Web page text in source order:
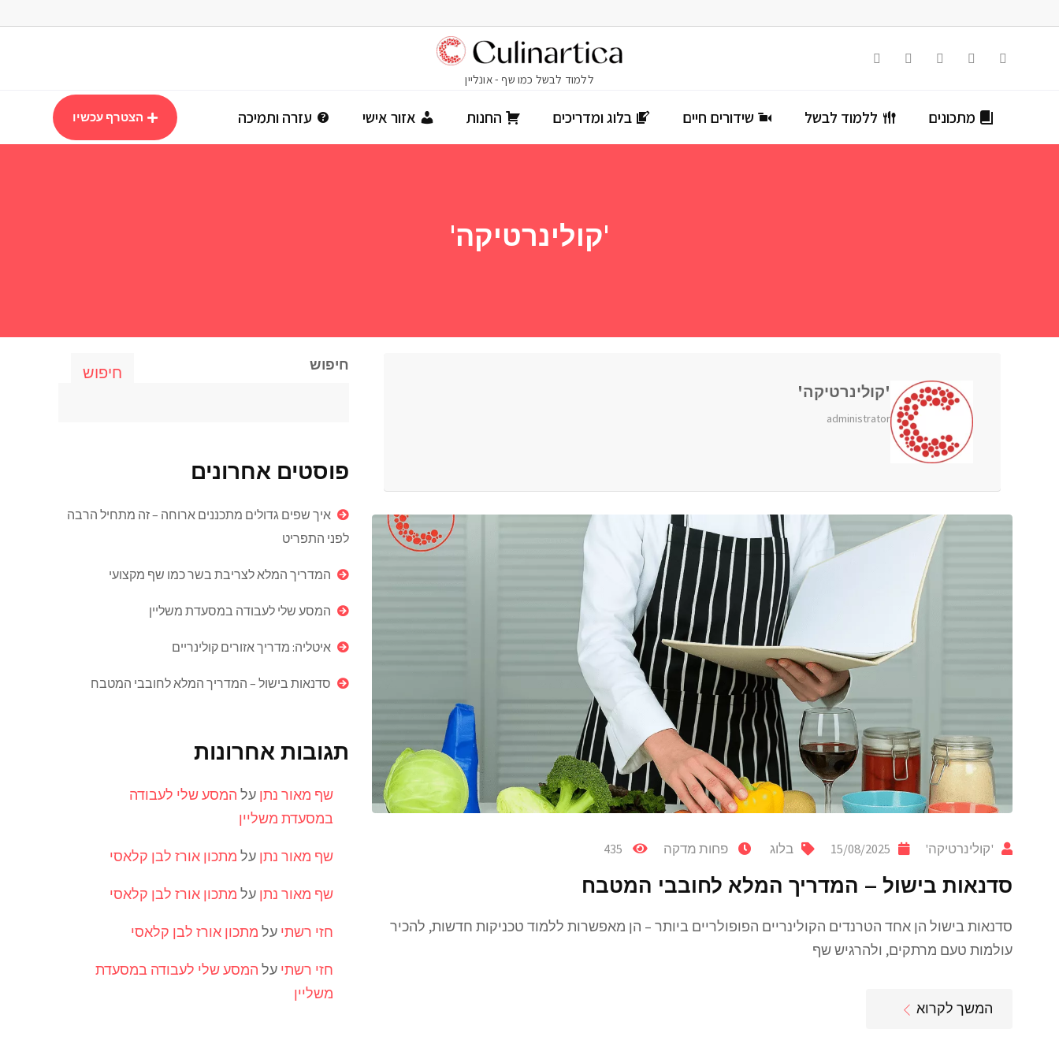
מתכונים ללמוד לבשל שידורים חיים בלוג ומדריכים החנות אזור אישי עזרה ותמיכה הצטרף עכשיו
'קולינרטיקה'
'קולינרטיקה'
administrator
'קולינרטיקה' 15/08/2025 בלוג פחות מדקה
סדנאות בישול – המדריך המלא לחובבי המטבח
סדנאות בישול הן אחד הטרנדים הקולינריים הפופולריים ביותר – הן מאפשרות ללמוד טכניקות חדשות, להכיר
עולמות טעם מרתקים, ולהרגיש שף
המשך לקרוא
חיפוש חיפוש
פוסטים אחרונים
איך שפים גדולים מתכננים ארוחה – זה מתחיל הרבה
לפני התפריט
המדריך המלא לצריבת בשר כמו שף מקצועי
המסע שלי לעבודה במסעדת משליין
איטליה: מדריך אזורים קולינריים
סדנאות בישול – המדריך המלא לחובבי המטבח
תגובות אחרונות
שף מאור נתן על המסע שלי לעבודה
במסעדת משליין
שף מאור נתן על מתכון אורז לבן קלאסי
שף מאור נתן על מתכון אורז לבן קלאסי
חזי רשתי על מתכון אורז לבן קלאסי
חזי רשתי על המסע שלי לעבודה במסעדת
משליין